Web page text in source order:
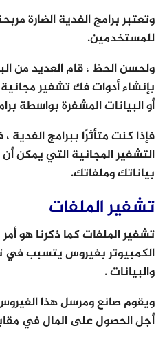
وتعتبر برامج الفدية الضارة
للمستخدمين.
ولحسن الحظ ، قام العديد من
بإنشاء أدوات فك تشفير
أو البيانات المشفرة بواسطة
فإذا كنت متأثرًا ببرامج
التشفير المجانية التي يمكن
بياناتك وملفاتك.
تشفير الملفات
تشفير الملفات كما ذكرنا هو
الكمبيوتر بفيروس يتسبب في
والبيانات .
ويقوم صانع ومرسل هذا
أجل الحصول على المال في